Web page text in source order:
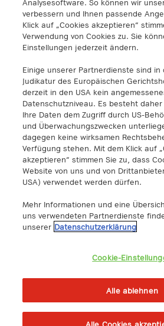
Lassallestrasse 9
A-1020 Viena, Austria
+43 5 06640
info@a1.digital
A1 Digital Spain S.L.
Calle Federico Salmón 13
28016 Madrid, España
info@a1.digital
A1 Digital Deutschland GmbH
Kustermannpark
Rosenheimer Strasse 116
D-81669 Múnich, Alemania
Akenes SA
https://www.exoscale.com/
Analysesoftware. So können wir
verbessern und Ihnen passende
Klick auf „Cookies akzeptieren“
Verwendung von Cookies zu. Sie
Einstellungen jederzeit ändern.
Einige unserer Partnerdienste sind in
Judikatur des Europäischen
derzeit in den USA kein
Datenschutzniveau. Es besteht daher
Ihre Daten dem Zugriff durch US-
und Überwachungszwecken
dagegen keine wirksamen
Verfügung stehen. Mit dem Klick auf
akzeptieren“ stimmen Sie zu, dass
Website von uns und von
USA) verwendet werden dürfen.
Mehr Informationen und eine
uns verwendeten Partnerdienste
unserer Datenschutzerklärung
Cookie-
Alle ablehnen
Alle Cookies